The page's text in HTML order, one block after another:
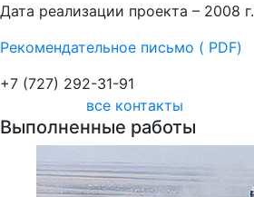
Дата реализации проекта – 2008 г.
Рекомендательное письмо ( PDF)
+7 (727) 292-31-91
все контакты
Выполненные работы